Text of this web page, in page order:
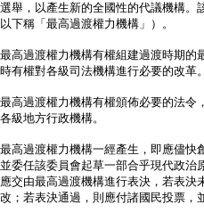
舉，以產生新的全國性的代議機構。
下稱「最高過渡權力機構」）。
最高過渡權力機構有權組建過渡時期
有權對各級司法機構進行必要的改革
最高過渡權力機構有權頒佈必要的法
級地方行政機構。
最高過渡權力機構一經產生，即應儘
委任該委員會起草一部合乎現代政治
交由最高過渡機構進行表決，若表決
；若表決通過，則應付諸國民投票，